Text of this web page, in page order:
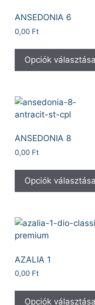
ANSEDONIA 6
0,00 Ft
Opciók választása
ANSEDONIA 8
0,00 Ft
Opciók választása
AZALIA 1
0,00 Ft
Opciók választása